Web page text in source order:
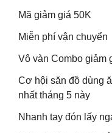
Mã giảm giá 50K
Miễn phí vận chuyển
Vô vàn Combo giảm
Cơ hội săn đồ dùng
nhất tháng 5 này
Nhanh tay đón lấy